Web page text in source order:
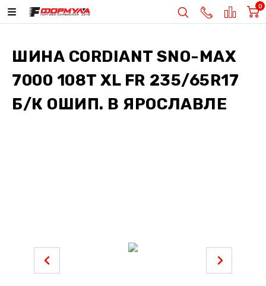
0
ШИНА CORDIANT SNO-MAX
7000 108T XL FR 235/65R17
Б/К ОШИП. В ЯРОСЛАВЛЕ